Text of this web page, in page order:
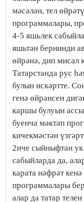
мәсәлән, тел
программалары,
4-5 яшьлек
яшьтән бернинди
өйрәнә, дип мисал
Татарстанда рус
булын искәртте.
генә өйрәнсен
каршы булуын
буенча мәктәп
кичекмәстән
2нче сыйныфтан ук
сабыйларда да,
карата нәфрәт
программалары
алар да татар